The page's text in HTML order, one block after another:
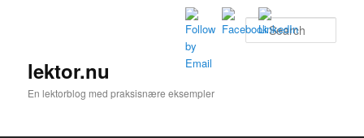
lektor.nu
En lektorblog med praksisnære eksempler